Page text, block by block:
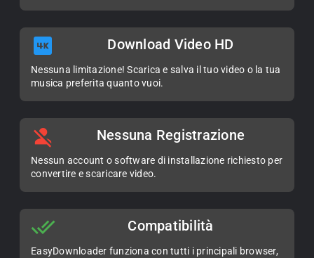
Download Video HD
Nessuna limitazione! Scarica e salva il tuo video o la tua
musica preferita quanto vuoi.
Nessuna Registrazione
Nessun account o software di installazione richiesto per
convertire e scaricare video.
Compatibilità
EasyDownloader funziona con tutti i principali browser,